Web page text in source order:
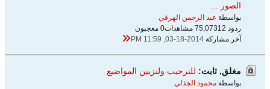
الصور ...
بواسطة عبد الرحمن الهرفي
ردود 12
75,073 مشاهدات
0 معجبون
آخر مشاركة 03-18-2014, 11:59 PM
مغلق, ثابت: للترحيب ولتزيين المواضيع
بواسطة محمود الجذلي